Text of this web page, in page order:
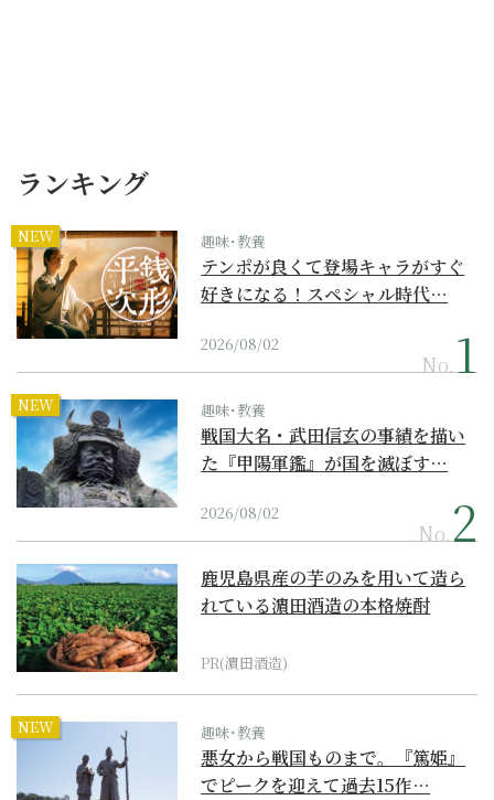
ランキング
NEW 趣味･教養
テンポが良くて登場キャラがすぐ
好きになる！スペシャル時代…
2026/08/02
No.
NEW 趣味･教養
戦国大名・武田信玄の事績を描い
た『甲陽軍鑑』が国を滅ぼす…
2026/08/02
No.
鹿児島県産の芋のみを用いて造ら
れている濵田酒造の本格焼酎
PR(濵田酒造)
NEW 趣味･教養
悪女から戦国ものまで。『篤姫』
でピークを迎えて過去15作…